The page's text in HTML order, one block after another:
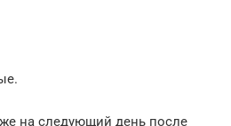
на следующий день после